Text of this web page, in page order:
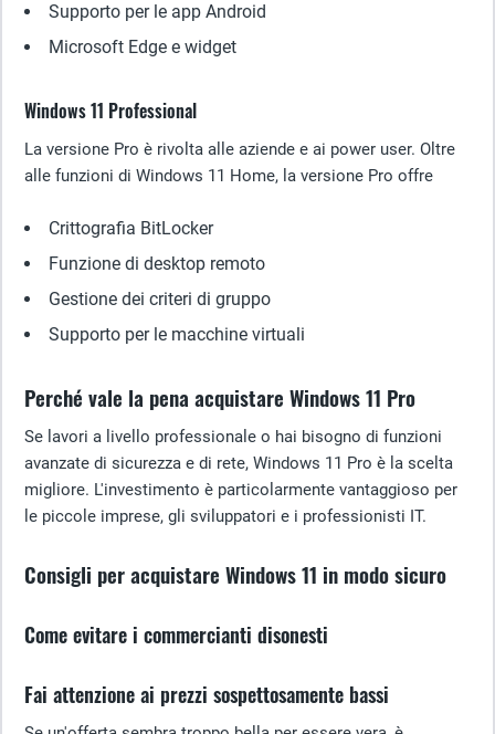
Supporto per le app Android
Microsoft Edge e widget
Windows 11 Professional
La versione Pro è rivolta alle aziende e ai power user. Oltre
alle funzioni di Windows 11 Home, la versione Pro offre
Crittografia BitLocker
Funzione di desktop remoto
Gestione dei criteri di gruppo
Supporto per le macchine virtuali
Perché vale la pena acquistare Windows 11 Pro
Se lavori a livello professionale o hai bisogno di funzioni
avanzate di sicurezza e di rete, Windows 11 Pro è la scelta
migliore. L'investimento è particolarmente vantaggioso per
le piccole imprese, gli sviluppatori e i professionisti IT.
Consigli per acquistare Windows 11 in modo sicuro
Come evitare i commercianti disonesti
Fai attenzione ai prezzi sospettosamente bassi